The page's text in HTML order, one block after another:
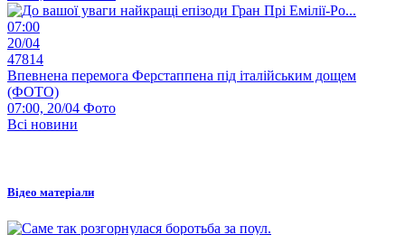
07:00
20/04
47814
Впевнена перемога Ферстаппена під італійським дощем
(ФОТО)
07:00, 20/04 Фото
Всі новини
Відео матеріали